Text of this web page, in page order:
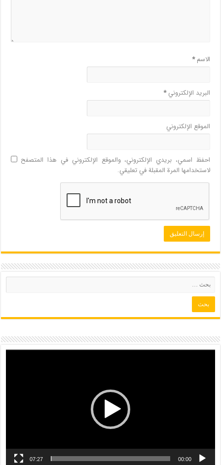
الاسم*
البريد الإلكتروني*
الموقع الإلكتروني
احفظ اسمي، بريدي الإلكتروني، والموقع الإلكتروني في هذا المتصفح
لاستخدامها المرة المقبلة في تعليقي.
00:00
07:27